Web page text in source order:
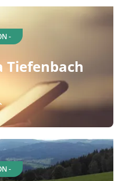
-
Tiefenbach
-